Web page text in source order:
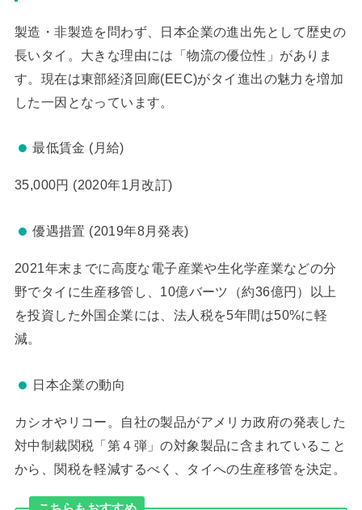
製造・非製造を問わず、日本企業の進出先として歴史の
長いタイ。大きな理由には「物流の優位性」がありま
す。現在は東部経済回廊(EEC)がタイ進出の魅力を増加
した一因となっています。
最低賃金 (月給)
35,000円 (2020年1月改訂)
優遇措置 (2019年8月発表)
2021年末までに高度な電子産業や生化学産業などの分
野でタイに生産移管し、10億バーツ（約36億円）以上
を投資した外国企業には、法人税を5年間は50%に軽
減。
日本企業の動向
カシオやリコー。自社の製品がアメリカ政府の発表した
対中制裁関税「第４弾」の対象製品に含まれていること
から、関税を軽減するべく、タイへの生産移管を決定。